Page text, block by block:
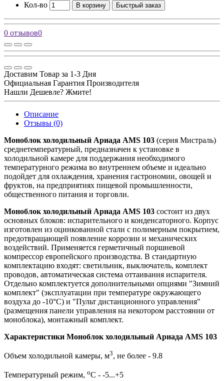
Кол-во В корзину Быстрый заказ
0 отзывов0
Доставим Товар за 1-3 Дня
Официальная Гарантия Производителя
Нашли Дешевле? Жмите!
Описание
Отзывы (0)
Моноблок холодильный Ариада AMS 103 (серия Мистраль)
среднетемпературный, предназначен к установке в
холодильной камере для поддержания необходимого
температурного режима во внутреннем объеме и идеально
подойдет для охлаждения, хранения гастрономии, овощей и
фруктов, на предприятиях пищевой промышленности,
общественного питания и торговли.
Моноблок холодильный Ариада AMS 103 состоит из двух
основных блоков: испарительного и конденсаторного. Корпус
изготовлен из оцинкованной стали с полимерным покрытием,
предотвращающей появление коррозии и механических
воздействий. Применяется герметичный поршневой
компрессор европейского производства. В стандартную
комплектацию входят: светильник, выключатель, комплект
проводов, автоматическая система оттаивания испарителя.
Отдельно комплектуется дополнительными опциями "Зимний
комплект" (эксплуатации при температуре окружающего
воздуха до -10°С) и "Пульт дистанционного управления"
(размещения панели управления на некотором расстоянии от
моноблока), монтажный комплект.
Характеристики Моноблок холодильный Ариада AMS 103
Объем холодильной камеры, м3, не более - 9.8
Температурный режим, оС - -5...+5